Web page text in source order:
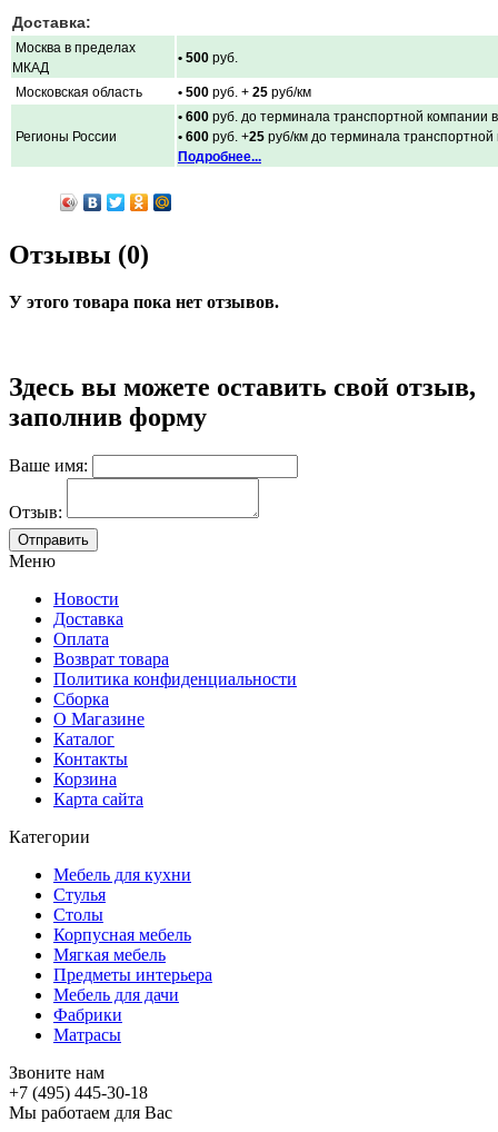
Доставка:
Москва в пределах
МКАД
• 500 руб.
Московская область • 500 руб. + 25 руб/км
Регионы России
• 600 руб. до терминала транспортной компании
• 600 руб. +25 руб/км до терминала
Подробнее...
Отзывы (0)
У этого товара пока нет отзывов.
Здесь вы можете оставить свой отзыв,
заполнив форму
Ваше имя:
Отзыв:
Меню
Новости
Доставка
Оплата
Возврат товара
Политика конфиденциальности
Сборка
О Магазине
Каталог
Контакты
Корзина
Карта сайта
Категории
Мебель для кухни
Стулья
Столы
Корпусная мебель
Мягкая мебель
Предметы интерьера
Мебель для дачи
Фабрики
Матраcы
Звоните нам
+7 (495) 445-30-18
Мы работаем для Вас